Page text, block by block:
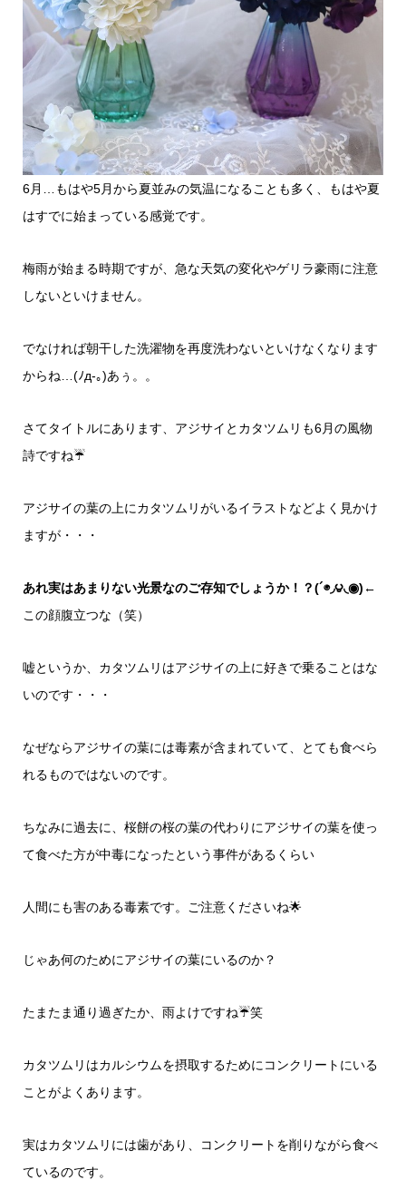
6月…もはや5月から夏並みの気温になることも多く、もはや夏
はすでに始まっている感覚です。
梅雨が始まる時期ですが、急な天気の変化やゲリラ豪雨に注意
しないといけません。
でなければ朝干した洗濯物を再度洗わないといけなくなります
からね…(ﾉд-｡)あぅ。。
さてタイトルにあります、アジサイとカタツムリも6月の風物
詩ですね☔
アジサイの葉の上にカタツムリがいるイラストなどよく見かけ
ますが・・・
あれ実はあまりない光景なのご存知でしょうか！？(´◉◞౪◟◉) ←
この顔腹立つな（笑）
嘘というか、カタツムリはアジサイの上に好きで乗ることはな
いのです・・・
なぜならアジサイの葉には毒素が含まれていて、とても食べら
れるものではないのです。
ちなみに過去に、桜餅の桜の葉の代わりにアジサイの葉を使っ
て食べた方が中毒になったという事件があるくらい
人間にも害のある毒素です。ご注意くださいね🌟
じゃあ何のためにアジサイの葉にいるのか？
たまたま通り過ぎたか、雨よけですね☔笑
カタツムリはカルシウムを摂取するためにコンクリートにいる
ことがよくあります。
実はカタツムリには歯があり、コンクリートを削りながら食べ
ているのです。